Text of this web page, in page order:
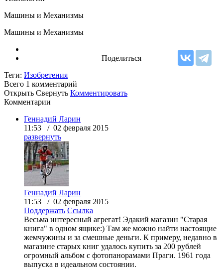
Машины и Механизмы
Машины и Механизмы
Поделиться
Теги: Изобретения
Всего 1 комментарий
Открыть Свернуть Комментировать
Комментарии
Геннадий Ларин
11:53 / 02 февраля 2015
развернуть
Геннадий Ларин
11:53 / 02 февраля 2015
Поддержать Ссылка
Весьма интересный агрегат! Эдакий магазин "Старая
книга" в одном ящике:) Там же можно найти настоящие
жемчужины и за смешные деньги. К примеру, недавно в
магазине старых книг удалось купить за 200 рублей
огромный альбом с фотопанорамами Праги. 1961 года
выпуска в идеальном состоянии.